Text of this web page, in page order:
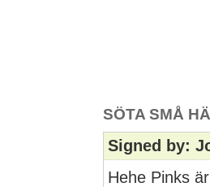
SÖTA SMÅ
Signed by:
Hehe Pinks